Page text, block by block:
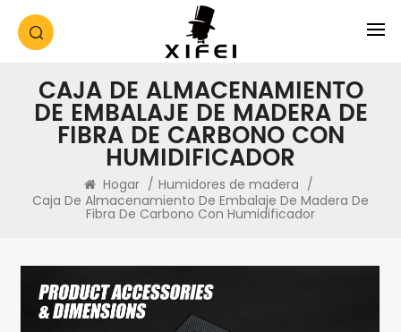
CAJA DE ALMACENAMIENTO
DE EMBALAJE DE MADERA DE
FIBRA DE CARBONO CON
HUMIDIFICADOR
Hogar / Humidores de madera /
Caja De Almacenamiento De Embalaje De Madera De
Fibra De Carbono Con Humidificador